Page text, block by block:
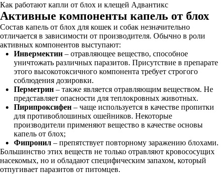
Как работают капли от блох и клещей Адвантикс
Активные компоненты капель от блох
Состав капель от блох для кошек и собак незначительно
отличается в зависимости от производителя. Обычно в роли
активных компонентов выступают:
Инвермектин – отравляющее вещество, способное
уничтожать различных паразитов. Присутствие в препарате
этого высокотоксичного компонента требует строгого
соблюдения дозировки.
Перметрин – также является отравляющим веществом. Не
представляет опасности для теплокровных животных.
Пирипроксифен – чаще используется в качестве пропитки
для противоблошиных ошейников. Некоторые
производители применяют вещество в качестве основы
капель от блох;
Фипронил – препятствует повторному заражению блохами.
Большинство этих веществ не только отравляют кровососущих
насекомых, но и обладают специфическим запахом, который
отпугивает паразитов от питомцев.